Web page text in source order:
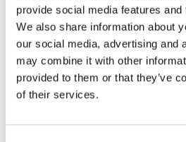
provide social media features
We also share information about
our social media, advertising and
may combine it with other
provided to them or that they’ve
of their services.
List